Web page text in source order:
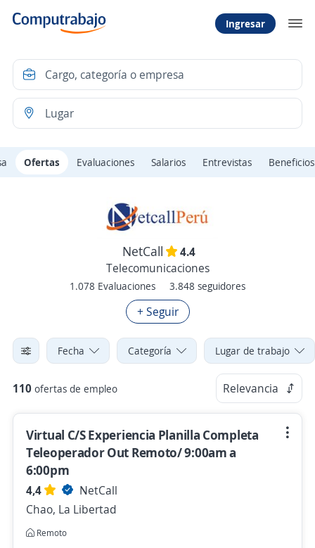
Ingresar
Ofertas Evaluaciones Salarios Entrevistas Beneficios
NetCall
4.4
Telecomunicaciones
1.078 Evaluaciones 3.848 seguidores
+ Seguir
Fecha Categoría Lugar de trabajo
110 ofertas de empleo Relevancia
Virtual C/S Experiencia Planilla Completa
Teleoperador Out Remoto/ 9:00am a
6:00pm
4,4
NetCall
Chao, La Libertad
Remoto